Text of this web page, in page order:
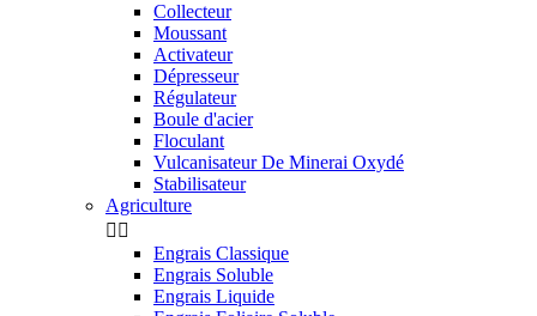
Collecteur
Moussant
Activateur
Dépresseur
Régulateur
Boule d'acier
Floculant
Vulcanisateur De Minerai Oxydé
Stabilisateur
Agriculture
 
Engrais Classique
Engrais Soluble
Engrais Liquide